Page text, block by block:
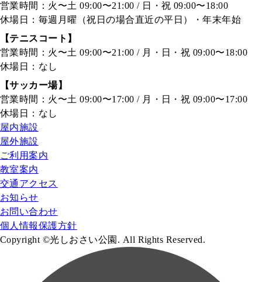
営業時間：火〜土 09:00〜21:00 / 日・祝 09:00〜18:00
休場日：毎週月曜（祝日の場合直近の平日）・年末年始
【テニスコート】
営業時間：火〜土 09:00〜21:00 / 月・日・祝 09:00〜18:00
休場日：なし
【サッカー場】
営業時間：火〜土 09:00〜17:00 / 月・日・祝 09:00〜17:00
休場日：なし
屋内施設
屋外施設
ご利用案内
教室案内
交通アクセス
お知らせ
お問い合わせ
個人情報保護方針
Copyright ©光しおさい公園. All Rights Reserved.